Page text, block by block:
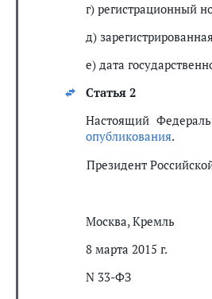
г) регистрационный
д)
е) дата
Статья 2
Настоящий
опубликования.
Президент
Москва, Кремль
8 марта 2015 г.
N 33-ФЗ